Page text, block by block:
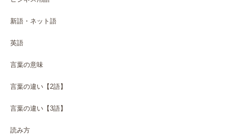
新語・ネット語
英語
言葉の意味
言葉の違い【2語】
言葉の違い【3語】
読み方